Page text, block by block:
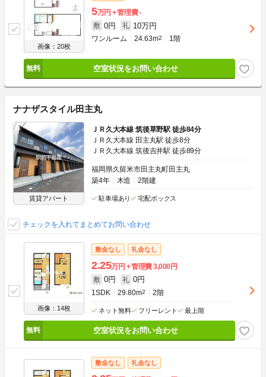
画像：20枚
5万円 管理費-
敷 0円 礼 10万円
ワンルーム 24.63m2 1階
空室状況をお問い合わせ
ナナザスタイル田主丸
賃貸アパート
ＪＲ久大本線 筑後草野駅 徒歩84分
ＪＲ久大本線 田主丸駅 徒歩8分
ＪＲ久大本線 筑後吉井駅 徒歩89分
福岡県久留米市田主丸町田主丸
築4年
木造 2階建
駐車場あり 宅配ボックス
チェックを入れてまとめてお問い合わせ
画像：14枚
敷金なし 礼金なし
2.25万円 管理費3,000円
敷 0円 礼 0円
1SDK 29.80m2 2階
ネット無料 フリーレント 最上階
空室状況をお問い合わせ
敷金なし 礼金なし